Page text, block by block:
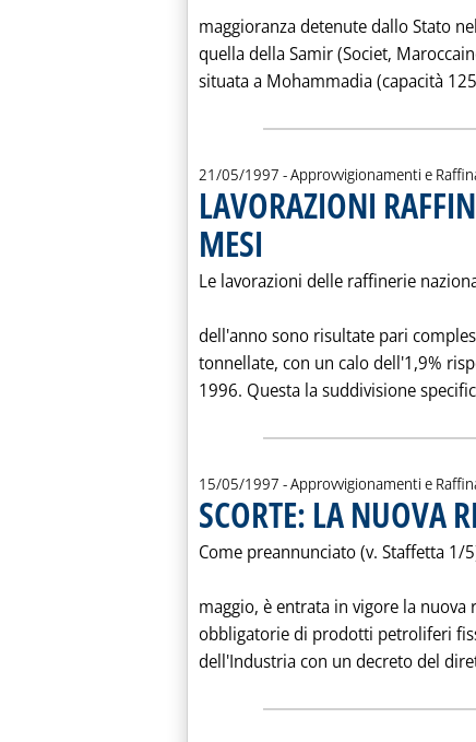
maggioranza detenute dallo Stato
quella della Samir (Societ‚
situata a Mohammadia (capacità
21/05/1997 - Approvvigionamenti e
LAVORAZIONI
MESI
Le lavorazioni delle raffinerie
dell'anno sono risultate pari
tonnellate, con un calo dell'1,9%
1996. Questa la suddivisione
15/05/1997 - Approvvigionamenti e
SCORTE: LA NUOVA
Come preannunciato (v. Staffetta 1/
maggio, è entrata in vigore la
obbligatorie di prodotti petroliferi
dell'Industria con un decreto del